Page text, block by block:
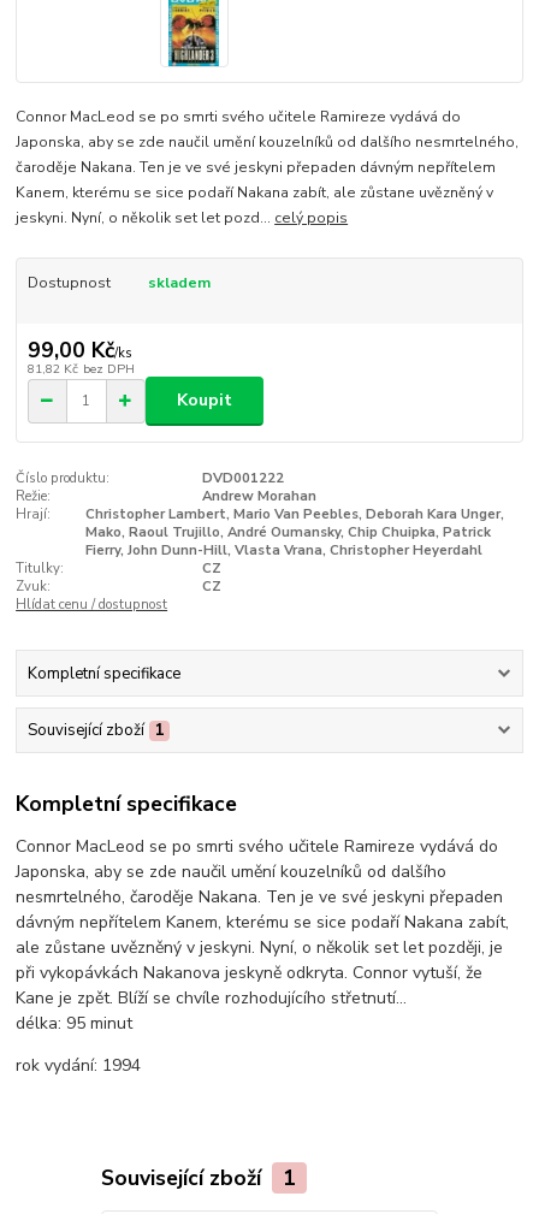
Connor MacLeod se po smrti svého učitele Ramireze vydává do
Japonska, aby se zde naučil umění kouzelníků od dalšího nesmrtelného,
čaroděje Nakana. Ten je ve své jeskyni přepaden dávným nepřítelem
Kanem, kterému se sice podaří Nakana zabít, ale zůstane uvězněný v
jeskyni. Nyní, o několik set let pozd... celý popis
Dostupnost skladem
99,00 Kč/ks
81,82 Kč bez DPH
Koupit
Číslo produktu:
DVD001222
Režie:
Andrew Morahan
Hrají:
Christopher Lambert, Mario Van Peebles, Deborah Kara Unger,
Mako, Raoul Trujillo, André Oumansky, Chip Chuipka, Patrick
Fierry, John Dunn-Hill, Vlasta Vrana, Christopher Heyerdahl
Titulky:
CZ
Zvuk:
CZ
Hlídat cenu / dostupnost
Kompletní specifikace
Související zboží 1
Kompletní specifikace
Connor MacLeod se po smrti svého učitele Ramireze vydává do
Japonska, aby se zde naučil umění kouzelníků od dalšího
nesmrtelného, čaroděje Nakana. Ten je ve své jeskyni přepaden
dávným nepřítelem Kanem, kterému se sice podaří Nakana zabít,
ale zůstane uvězněný v jeskyni. Nyní, o několik set let později, je
při vykopávkách Nakanova jeskyně odkryta. Connor vytuší, že
Kane je zpět. Blíží se chvíle rozhodujícího střetnutí…
délka: 95 minut
rok vydání: 1994
Související zboží 1